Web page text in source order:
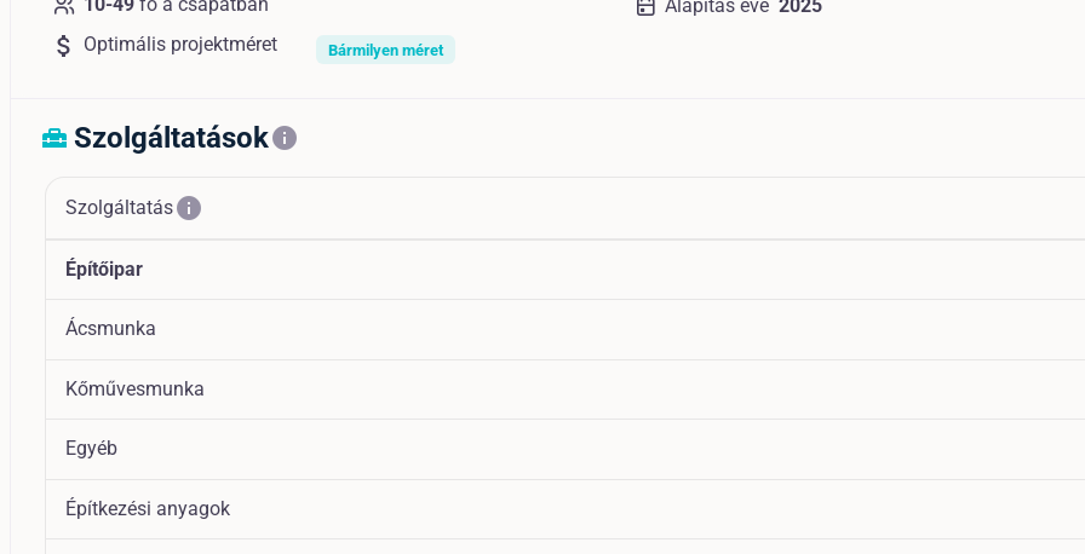
Alapítás éve 2025
attach_money Optimális projektméret Bármilyen méret
home_repair_service Szolgáltatásokinfo
Szolgáltatásinfo
Építőipar
Ácsmunka
Kőművesmunka
Egyéb
Építkezési anyagok